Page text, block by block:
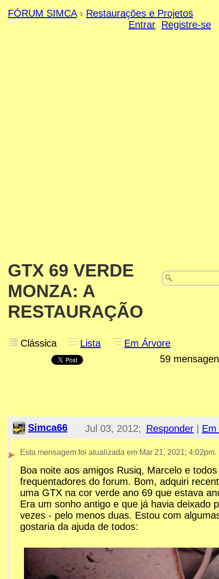
FÓRUM SIMCA › Restaurações e Projetos
Entrar Registre-se
GTX 69 VERDE
MONZA: A
RESTAURAÇÃO
Clássica Lista
Em Árvore
59
Simca66 Responder
Jul 03, 2012;
2:42am
GTX 69 VERDE MONZA: A
Esta mensagem foi atualizada em Mar 21, 2021; 4:02pm.
Boa noite aos amigos Rusiq, Marcelo e
frequentadores do forum. Bom, adquiri
uma GTX na cor verde ano 69 que estava
Era um sonho antigo e que já havia deixado
vezes - pelo menos duas. Estou com
gostaria da ajuda de todos: